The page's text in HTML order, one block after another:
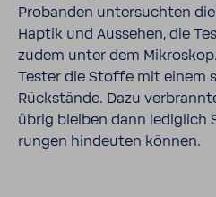
Probanden unter­suchten
Haptik und Aussehen, die
zudem unter dem
Tester die Stoffe mit einem
Rück­stände. Dazu
übrig bleiben dann ledig­lich
rungen hindeuten können.